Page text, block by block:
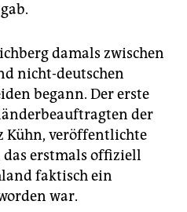
damals zwischen
nicht-deutschen
begann. Der erste
der
Kühn, veröffentlichte
das erstmals offiziell
faktisch ein
war.